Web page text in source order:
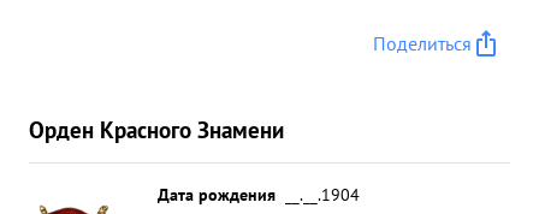
свыше 2500 человек. Тов. Косоногов проявил себя
волевым, твердым, хладнокровным командиром,
уничтожение врага. Тов. Косовогов достоин
Правительственной награды м орденом и
Поделиться
Орден Красного Знамени
Дата рождения
__.__.1904